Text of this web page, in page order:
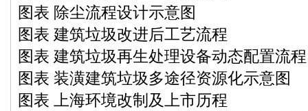
图表 除尘流程设计示意图
图表 建筑垃圾改进后工艺流程
图表 建筑垃圾再生处理设备动态配置流程
图表 装潢建筑垃圾多途径资源化示意图
图表 上海环境改制及上市历程